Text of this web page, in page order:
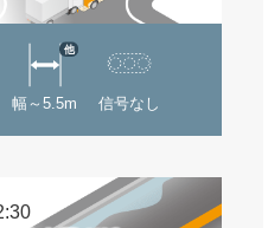
幅～5.5m
他
信号なし